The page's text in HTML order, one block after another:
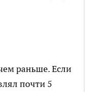
раньше. Если
почти 5